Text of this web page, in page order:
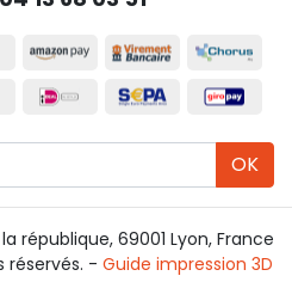
OK
république, 69001 Lyon, France
réservés. - Guide impression 3D